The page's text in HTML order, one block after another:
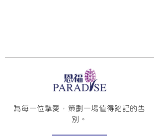
為每一位摯愛，策劃一場值得銘記的告
別。